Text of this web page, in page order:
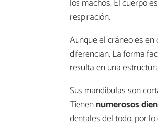
los machos. El cuerpo
respiración.
Aunque el cráneo es
diferencian. La forma
resulta en una
Sus mandíbulas son
Tienennumerosos
dentales del todo, por